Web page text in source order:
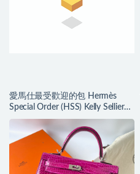
愛馬仕最受歡迎的包 Hermès
Special Order (HSS) Kelly Sellier
Epsom 25 奶昔白/大象灰